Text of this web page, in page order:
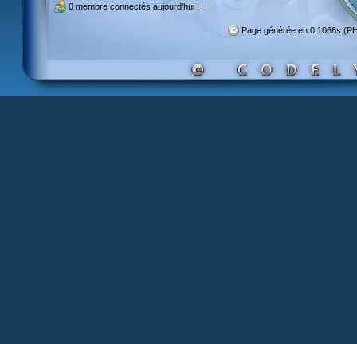
0 membre connectés aujourd'hui !
Page générée en 0.1066s